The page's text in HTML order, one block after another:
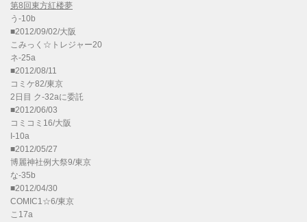
第8回東方紅楼夢
う-10b
■2012/09/02/大阪
こみっく☆トレジャー20
ネ-25a
■2012/08/11
コミケ82/東京
2日目 ク-32aに委託
■2012/06/03
コミコミ16/大阪
I-10a
■2012/05/27
博麗神社例大祭9/東京
な-35b
■2012/04/30
COMIC1☆6/東京
こ17a